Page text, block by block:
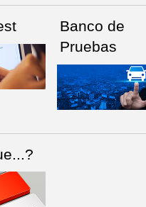
Banco de
Pruebas